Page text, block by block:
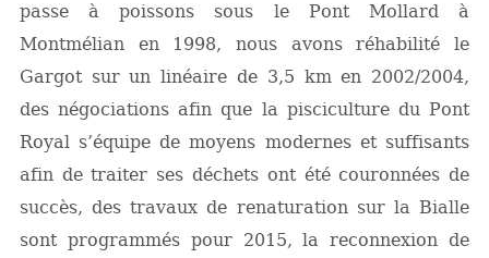
passe à poissons sous le Pont Mollard à
Montmélian en 1998, nous avons réhabilité le
Gargot sur un linéaire de 3,5 km en 2002/2004,
des négociations afin que la pisciculture du Pont
Royal s’équipe de moyens modernes et suffisants
afin de traiter ses déchets ont été couronnées de
succès, des travaux de renaturation sur la Bialle
sont programmés pour 2015, la reconnexion de